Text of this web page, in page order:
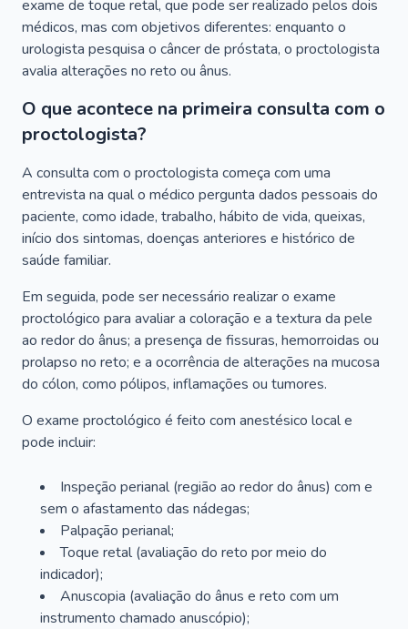
exame de toque retal, que pode ser realizado pelos dois
médicos, mas com objetivos diferentes: enquanto o
urologista pesquisa o câncer de próstata, o proctologista
avalia alterações no reto ou ânus.
O que acontece na primeira consulta com o
proctologista?
A consulta com o proctologista começa com uma
entrevista na qual o médico pergunta dados pessoais do
paciente, como idade, trabalho, hábito de vida, queixas,
início dos sintomas, doenças anteriores e histórico de
saúde familiar.
Em seguida, pode ser necessário realizar o exame
proctológico para avaliar a coloração e a textura da pele
ao redor do ânus; a presença de fissuras, hemorroidas ou
prolapso no reto; e a ocorrência de alterações na mucosa
do cólon, como pólipos, inflamações ou tumores.
O exame proctológico é feito com anestésico local e
pode incluir:
Inspeção perianal (região ao redor do ânus) com e
sem o afastamento das nádegas;
Palpação perianal;
Toque retal (avaliação do reto por meio do
indicador);
Anuscopia (avaliação do ânus e reto com um
instrumento chamado anuscópio);